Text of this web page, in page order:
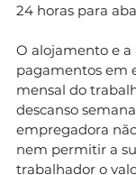
24 horas para
O alojamento e a
pagamentos em
mensal do
descanso
empregadora
nem permitir a
trabalhador o